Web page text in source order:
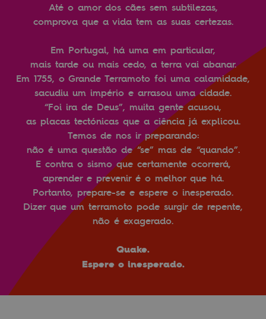
Até o amor dos cães sem subtilezas,
comprova que a vida tem as suas certezas.
Em Portugal, há uma em particular,
mais tarde ou mais cedo, a terra vai abanar.
Em 1755, o Grande Terramoto foi uma calamidade,
sacudiu um império e arrasou uma cidade.
“Foi ira de Deus”, muita gente acusou,
as placas tectónicas que a ciência já explicou.
Temos de nos ir preparando:
não é uma questão de “se” mas de “quando”.
E contra o sismo que certamente ocorrerá,
aprender e prevenir é o melhor que há.
Portanto, prepare-se e espere o inesperado.
Dizer que um terramoto pode surgir de repente,
não é exagerado.
Quake.
Espere o inesperado.